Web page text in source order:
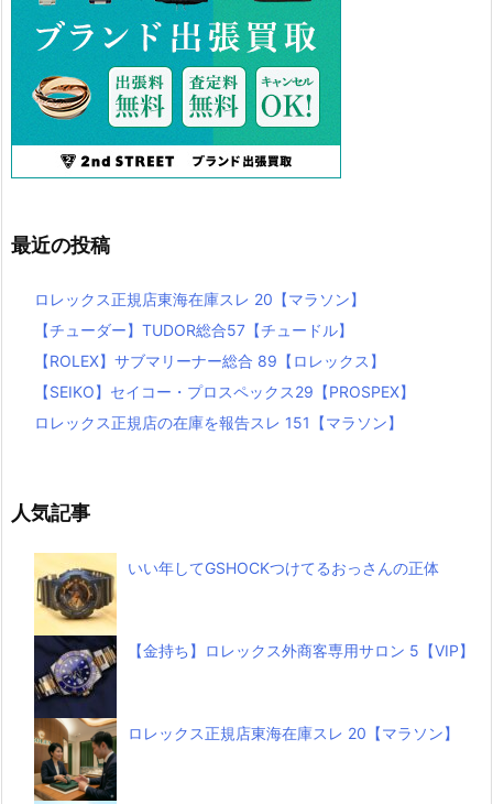
最近の投稿
ロレックス正規店東海在庫スレ 20【マラソン】
【チューダー】TUDOR総合57【チュードル】
【ROLEX】サブマリーナー総合 89【ロレックス】
【SEIKO】セイコー・プロスペックス29【PROSPEX】
ロレックス正規店の在庫を報告スレ 151【マラソン】
人気記事
いい年してGSHOCKつけてるおっさんの正体
【金持ち】ロレックス外商客専用サロン 5【VIP】
ロレックス正規店東海在庫スレ 20【マラソン】